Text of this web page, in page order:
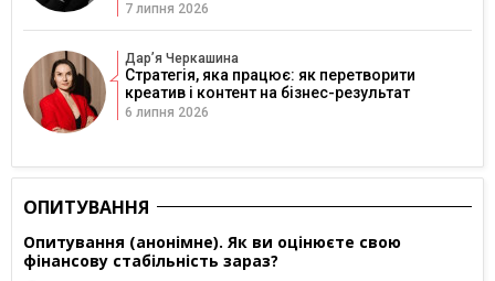
7 липня 2026
Дарʼя Черкашина
Стратегія, яка працює: як перетворити
креатив і контент на бізнес-результат
6 липня 2026
ОПИТУВАННЯ
Опитування (анонімне). Як ви оцінюєте свою
фінансову стабільність зараз?